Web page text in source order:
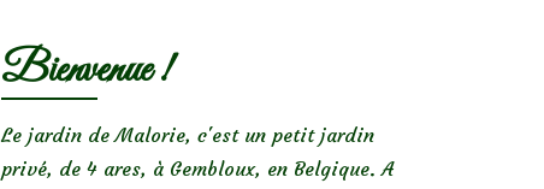
Bienvenue !
Le jardin de Malorie, c'est un petit jardin
privé, de 4 ares, à Gembloux, en Belgique. A